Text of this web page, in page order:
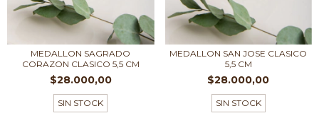
MEDALLON SAGRADO
CORAZON CLASICO 5,5 CM
$28.000,00
SIN STOCK
MEDALLON SAN JOSE CLASICO
5,5 CM
$28.000,00
SIN STOCK